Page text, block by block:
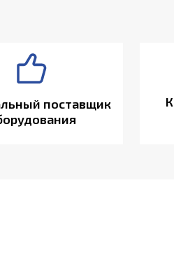
поставщик